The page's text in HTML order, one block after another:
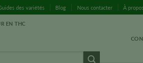
des variétés Blog Nous contacter À
EN THC